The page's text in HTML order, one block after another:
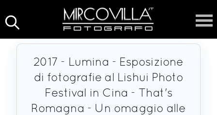
2017 - Lumina - Esposizione
di fotografie al Lishui Photo
Festival in Cina - That's
Romagna - Un omaggio alle